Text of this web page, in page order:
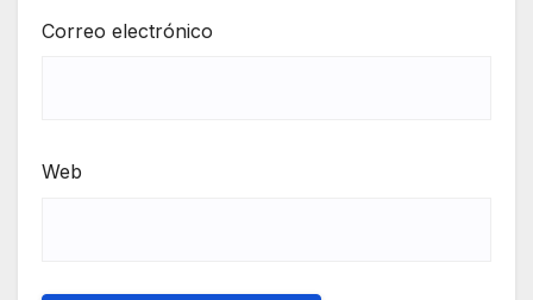
Correo electrónico
Web